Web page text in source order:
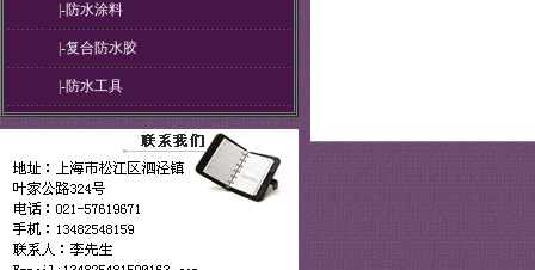
|-防水涂料
|-复合防水胶
|-防水工具